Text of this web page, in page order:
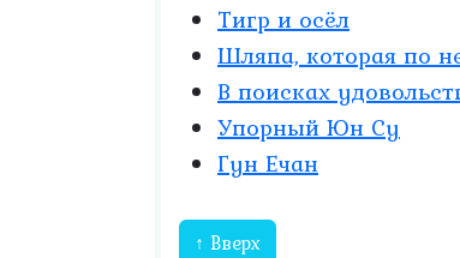
Тигр и осёл
Шляпа, которая по
В поисках
Упорный Юн Су
Гун Ечан
↑ Вверх